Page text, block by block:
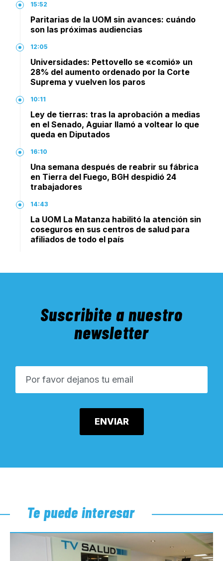
15:52
Paritarias de la UOM sin avances: cuándo
son las próximas audiencias
12:05
Universidades: Pettovello se «comió» un
28% del aumento ordenado por la Corte
Suprema y vuelven los paros
10:11
Ley de tierras: tras la aprobación a medias
en el Senado, Aguiar llamó a voltear lo que
queda en Diputados
16:10
Una semana después de reabrir su fábrica
en Tierra del Fuego, BGH despidió 24
trabajadores
14:43
La UOM La Matanza habilitó la atención sin
coseguros en sus centros de salud para
afiliados de todo el país
Suscribite a nuestro
newsletter
Te puede interesar